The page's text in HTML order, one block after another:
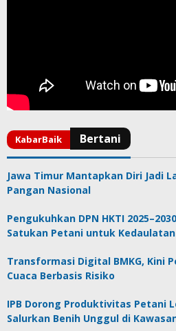
Jawa Timur Mantapkan Diri Jadi
Pangan Nasional
Pengukuhkan DPN HKTI
Satukan Petani untuk
Transformasi Digital BMKG, Kini
Cuaca Berbasis Risiko
IPB Dorong Produktivitas Petani
Salurkan Benih Unggul di